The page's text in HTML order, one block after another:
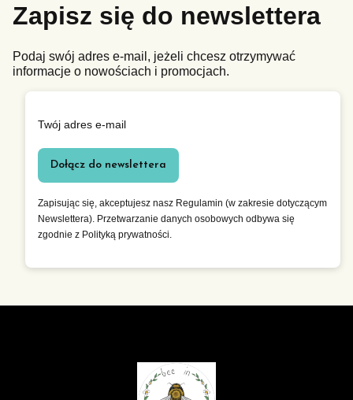
Zapisz się do newslettera
Podaj swój adres e-mail, jeżeli chcesz otrzymywać
informacje o nowościach i promocjach.
Twój adres e-mail
Dołącz do newslettera
Zapisując się, akceptujesz nasz Regulamin (w zakresie dotyczącym
Newslettera). Przetwarzanie danych osobowych odbywa się
zgodnie z Polityką prywatności.